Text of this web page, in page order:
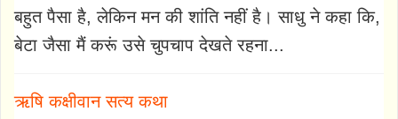
बहुत पैसा है, लेकिन मन की शांति नहीं है। साधु ने कहा कि,
बेटा जैसा मैं करूं उसे चुपचाप देखते रहना...
ऋषि कक्षीवान सत्य कथा